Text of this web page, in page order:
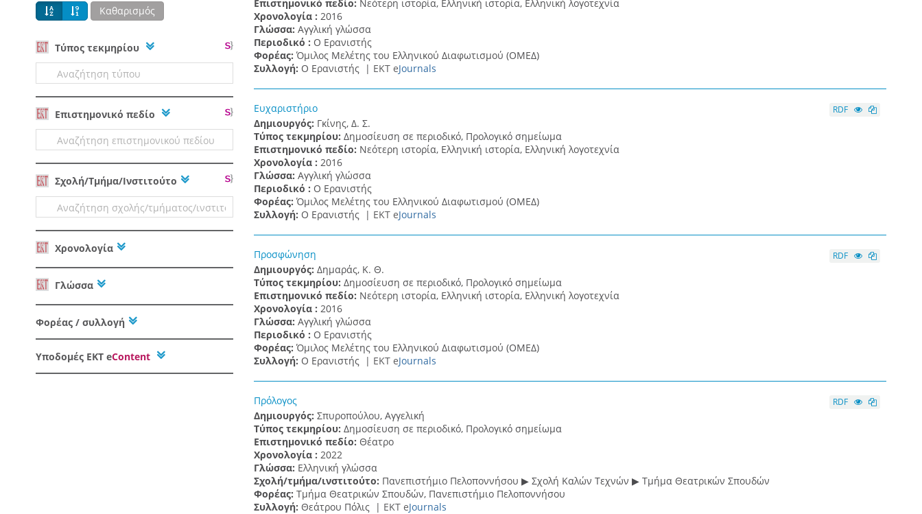
Καθαρισμός
Tύπος τεκμηρίου
Επιστημονικό πεδίο
Σχολή/Τμήμα/Ινστιτούτο
Χρονολογία
Γλώσσα
Φορέας / συλλογή
Υποδομές ΕΚΤ eContent
Επιστημονικό πεδίο: Νεότερη ιστορία, Ελληνική ιστορία, Ελληνική λογοτεχνία
Χρονολογία : 2016
Γλώσσα: Αγγλική γλώσσα
Περιοδικό : Ο Ερανιστής
Φορέας: Όμιλος Μελέτης του Ελληνικού Διαφωτισμού (ΟΜΕΔ)
Συλλογή: Ο Ερανιστής | ΕΚΤ eJournals
Ευχαριστήριο
Δημιουργός: Γκίνης, Δ. Σ.
Τύπος τεκμηρίου: Δημοσίευση σε περιοδικό, Προλογικό σημείωμα
Επιστημονικό πεδίο: Νεότερη ιστορία, Ελληνική ιστορία, Ελληνική λογοτεχνία
Χρονολογία : 2016
Γλώσσα: Αγγλική γλώσσα
Περιοδικό : Ο Ερανιστής
Φορέας: Όμιλος Μελέτης του Ελληνικού Διαφωτισμού (ΟΜΕΔ)
Συλλογή: Ο Ερανιστής | ΕΚΤ eJournals
RDF
Προσφώνηση
Δημιουργός: Δημαράς, Κ. Θ.
Τύπος τεκμηρίου: Δημοσίευση σε περιοδικό, Προλογικό σημείωμα
Επιστημονικό πεδίο: Νεότερη ιστορία, Ελληνική ιστορία, Ελληνική λογοτεχνία
Χρονολογία : 2016
Γλώσσα: Αγγλική γλώσσα
Περιοδικό : Ο Ερανιστής
Φορέας: Όμιλος Μελέτης του Ελληνικού Διαφωτισμού (ΟΜΕΔ)
Συλλογή: Ο Ερανιστής | ΕΚΤ eJournals
RDF
Πρόλογος
Δημιουργός: Σπυροπούλου, Αγγελική
Τύπος τεκμηρίου: Δημοσίευση σε περιοδικό, Προλογικό σημείωμα
Επιστημονικό πεδίο: Θέατρο
Χρονολογία : 2022
Γλώσσα: Ελληνική γλώσσα
Σχολή/τμήμα/ινστιτούτο: Πανεπιστήμιο Πελοποννήσου ▶ Σχολή Καλών Τεχνών ▶ Τμήμα Θεατρικών Σπουδών
Φορέας: Τμήμα Θεατρικών Σπουδών, Πανεπιστήμιο Πελοποννήσου
Συλλογή: Θεάτρου Πόλις | ΕΚΤ eJournals
RDF